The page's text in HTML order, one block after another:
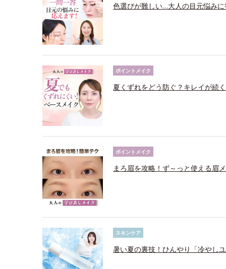
色選びが難しい…大人の目元悩み
ポイントメイク
夏くずれをどう防ぐ？キレイが続
ポイントメイク
まろ眉を攻略！ず～っと使える眉
スキンケア
暑い夏の裏技！ひんやり「冷やし